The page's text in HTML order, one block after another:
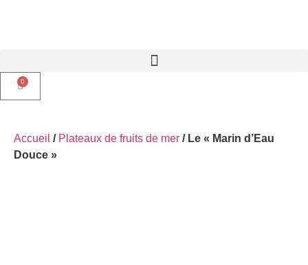
0
Accueil / Plateaux de fruits de mer / Le « Marin d’Eau
Douce »